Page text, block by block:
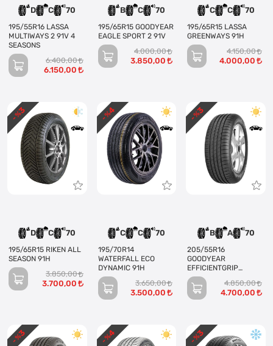
D C 70
195/55R16 LASSA
MULTIWAYS 2 91V 4
SEASONS
6.400,00
6.150,00
B C 70
195/65R15 GOODYEAR
EAGLE SPORT 2 91V
4.000,00
3.850,00
C C 70
195/65R15 LASSA
GREENWAYS 91H
4.150,00
4.000,00
D C 70
195/65R15 RIKEN ALL
SEASON 91H
3.850,00
3.700,00
- %
3
C C 70
195/70R14
WATERFALL ECO
DYNAMIC 91H
3.650,00
3.500,00
- %
4
B A 70
205/55R16
GOODYEAR
EFFICIENTGRIP
PERFORMANCE (4
KANAL)
4.850,00
4.700,00
- %
3
- %
3 - %
4 - %
3